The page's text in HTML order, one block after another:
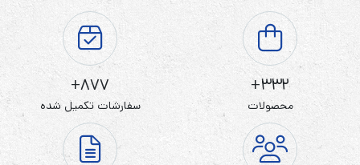
گارانتی
سال تولید 2025
باتری نیو استار 12 ولت 7 آمپر ساعت
NEWSTAR
332+
محصولات
877+
سفارشات تکمیل شده